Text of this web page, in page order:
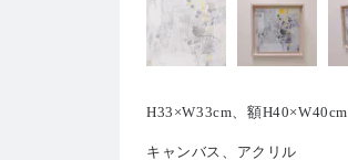
H33×W33cm、額H40×W40cm
キャンバス、アクリル